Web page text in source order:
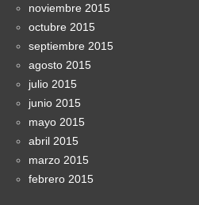
noviembre 2015
octubre 2015
septiembre 2015
agosto 2015
julio 2015
junio 2015
mayo 2015
abril 2015
marzo 2015
febrero 2015